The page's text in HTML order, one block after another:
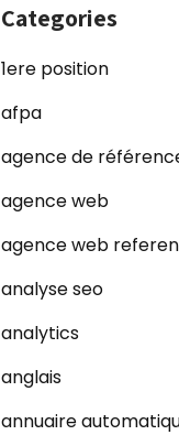
Categories
1ere position
afpa
agence de
agence web
agence web
analyse seo
analytics
anglais
annuaire